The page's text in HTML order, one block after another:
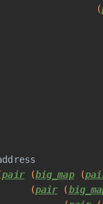
pair (big_map (
pair (